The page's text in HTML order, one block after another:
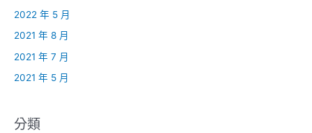
2022 年 5 月
2021 年 8 月
2021 年 7 月
2021 年 5 月
分類